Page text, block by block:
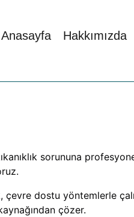
Anasayfa Hakkımızda
sorununa
çevre dostu yöntemlerle
çözer.